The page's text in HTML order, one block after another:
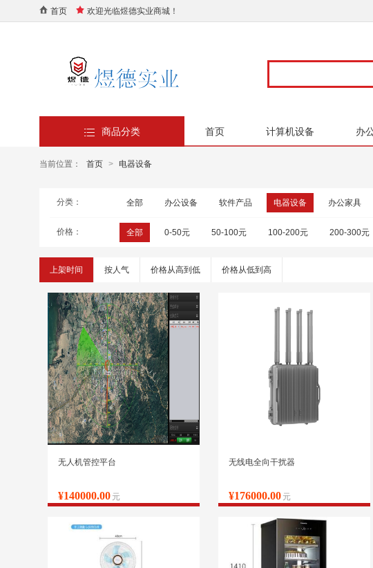
首页 欢迎光临煜德实业商城！
商品分类 首页 计算机设备 办
当前位置： 首页 > 电器设备
分类： 全部 办公设备 软件产品 电器设备 办公家具
价格： 全部 0-50元 50-100元 100-200元 200-300元
上架时间 按人气 价格从高到低 价格从低到高
无人机管控平台
¥140000.00 元
无线电全向干扰器
¥176000.00 元